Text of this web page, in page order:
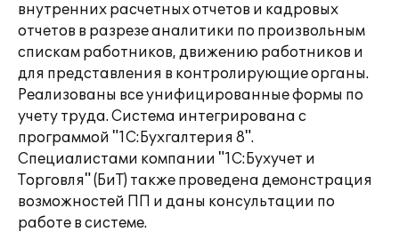
внутренних расчетных отчетов и кадровых
отчетов в разрезе аналитики по произвольным
спискам работников, движению работников и
для представления в контролирующие органы.
Реализованы все унифицированные формы по
учету труда. Система интегрирована с
программой "1С:Бухгалтерия 8".
Специалистами компании "1С:Бухучет и
Торговля" (БиТ) также проведена демонстрация
возможностей ПП и даны консультации по
работе в системе.